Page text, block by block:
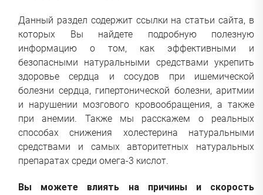
Данный раздел содержит ссылки на статьи сайта, в
которых Вы найдете подробную полезную
информацию о том, как эффективными и
безопасными натуральными средствами укрепить
здоровье сердца и сосудов при ишемической
болезни сердца, гипертонической болезни, аритмии
и нарушении мозгового кровообращения, а также
при анемии. Также мы расскажем о реальных
способах снижения холестерина натуральными
средствами и самых авторитетных натуральных
препаратах среди омега-3 кислот.
Вы можете влиять на причины и скорость